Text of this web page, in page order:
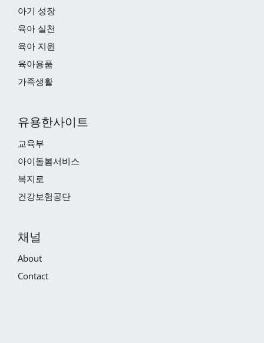
아기 성장
육아 실천
육아 지원
육아용품
가족생활
유용한사이트
교육부
아이돌봄서비스
복지로
건강보험공단
채널
About
Contact